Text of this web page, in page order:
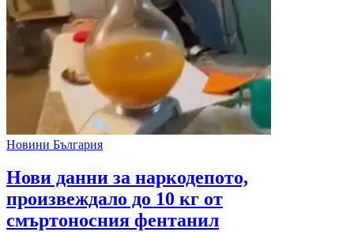
Новини България
Нови данни за наркодепото,
произвеждало до 10 кг от
смъртоносния фентанил